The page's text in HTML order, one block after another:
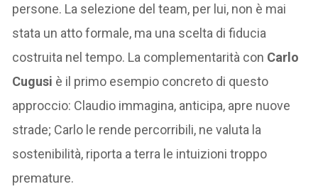
persone. La selezione del team, per lui, non è mai
stata un atto formale, ma una scelta di fiducia
costruita nel tempo. La complementarità con Carlo
Cugusi è il primo esempio concreto di questo
approccio: Claudio immagina, anticipa, apre nuove
strade; Carlo le rende percorribili, ne valuta la
sostenibilità, riporta a terra le intuizioni troppo
premature.